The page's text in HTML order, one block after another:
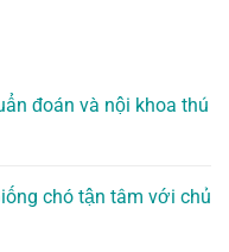
đoán và nội khoa thú
chó tận tâm với chủ